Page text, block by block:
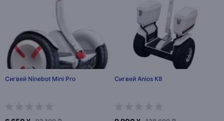
Сигвей Ninebot Mini Pro Сигвей Anios K8